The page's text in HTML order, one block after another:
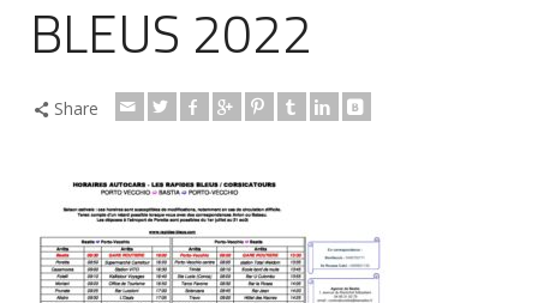
BLEUS 2022
Share